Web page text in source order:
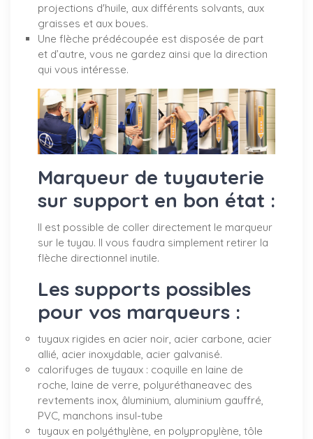
projections d'huile, aux différents solvants, aux
graisses et aux boues.
Une flèche prédécoupée est disposée de part
et d’autre, vous ne gardez ainsi que la direction
qui vous intéresse.
Marqueur de tuyauterie
sur support en bon état :
Il est possible de coller directement le marqueur
sur le tuyau. Il vous faudra simplement retirer la
flèche directionnel inutile.
Les supports possibles
pour vos marqueurs :
tuyaux rigides en acier noir, acier carbone, acier
allié, acier inoxydable, acier galvanisé.
calorifuges de tuyaux : coquille en laine de
roche, laine de verre, polyuréthaneavec des
revtements inox, âluminium, aluminium gauffré,
PVC, manchons insul-tube
tuyaux en polyéthylène, en polypropylène, tôle